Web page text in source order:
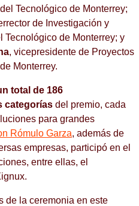
Tecnológico de Monterrey;
de Investigación y
Tecnológico de Monterrey; y
, vicepresidente de Proyectos
Monterrey.
total de 186
categorías del premio, cada
para grandes
Rómulo Garza, además de
empresas, participó en el
entre ellas, el
de la ceremonia en este